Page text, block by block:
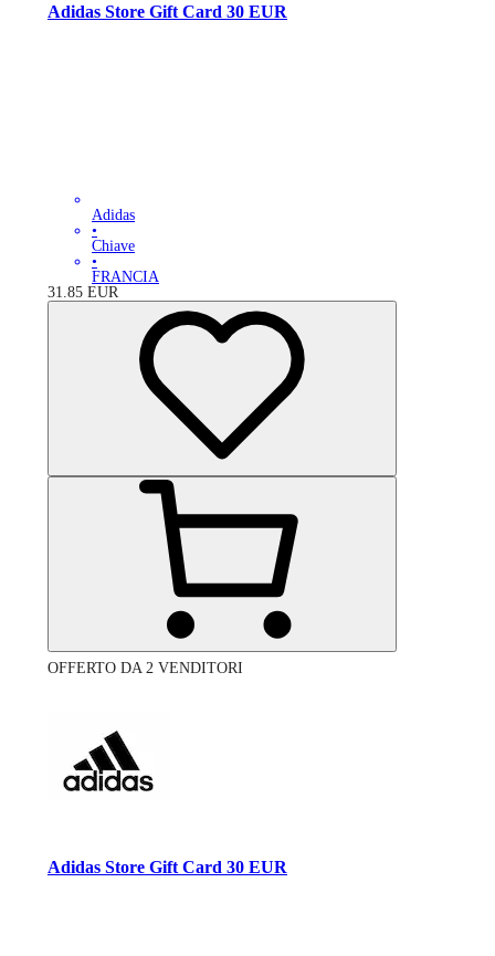
Adidas Store Gift Card 30 EUR
Adidas
•
Chiave
•
FRANCIA
31.85 EUR
OFFERTO DA 2 VENDITORI
Adidas Store Gift Card 30 EUR